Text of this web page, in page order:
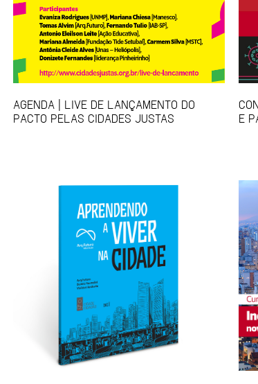
AGENDA | LIVE DE LANÇAMENTO DO
PACTO PELAS CIDADES JUSTAS
E